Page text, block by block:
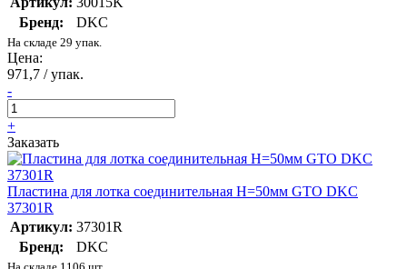
Бренд:
DKC
На складе 29 упак.
Цена:
971,7 / упак.
-
+
Заказать
Пластина для лотка соединительная H=50мм GTO DKC
37301R
Артикул: 37301R
Бренд:
DKC